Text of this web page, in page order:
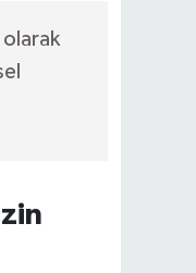
olarak